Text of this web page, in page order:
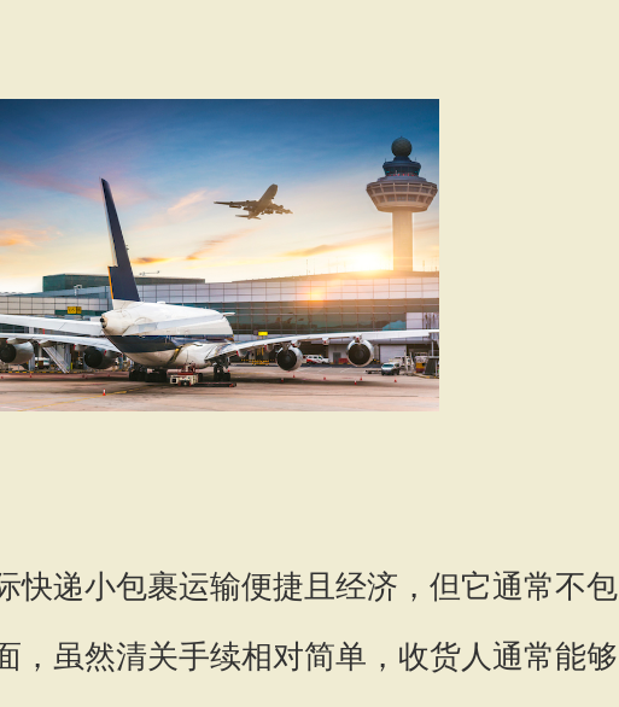
快递小包裹运输便捷且经济，但它通常不包
，虽然清关手续相对简单，收货人通常能够